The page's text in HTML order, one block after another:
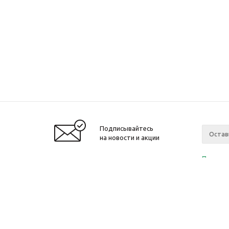
Подписывайтесь
на новости и акции